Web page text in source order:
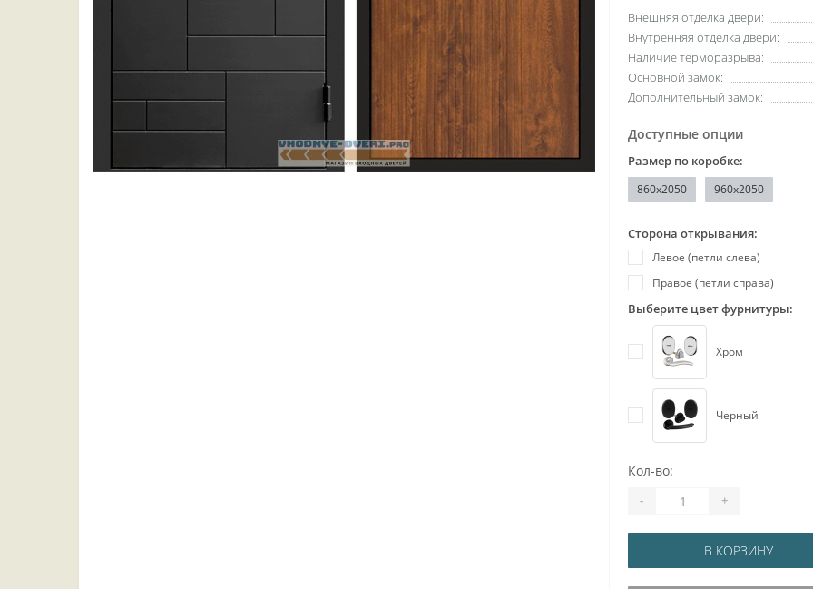
Внешняя отделка двери:
Внутренняя отделка двери:
Наличие терморазрыва:
Основной замок:
Дополнительный замок:
Доступные опции
Размер по коробке:
860x2050 960x2050
Сторона открывания:
Левое (петли слева)
Правое (петли справа)
Выберите цвет фурнитуры:
Хром
Черный
Кол-во:
- +
В КОРЗИНУ